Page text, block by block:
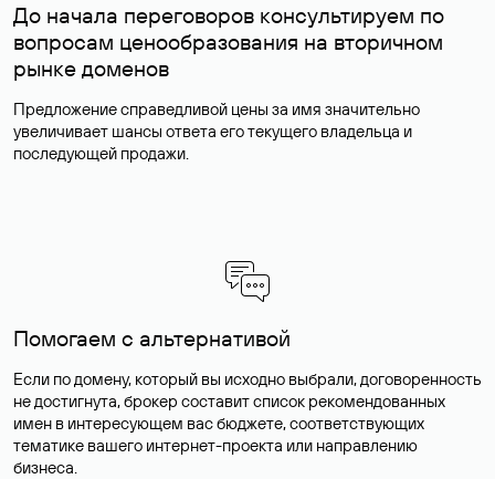
До начала переговоров консультируем по
вопросам ценообразования на вторичном
рынке доменов
Предложение справедливой цены за имя значительно
увеличивает шансы ответа его текущего владельца и
последующей продажи.
Помогаем с альтернативой
Если по домену, который вы исходно выбрали, договоренность
не достигнута, брокер составит список рекомендованных
имен в интересующем вас бюджете, соответствующих
тематике вашего интернет-проекта или направлению
бизнеса.